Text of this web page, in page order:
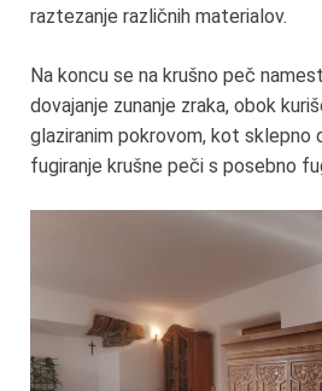
raztezanje različnih materialov.
Na koncu se na krušno peč
dovajanje zunanje zraka, obok
glaziranim pokrovom, kot sklepno
fugiranje krušne peči s posebno